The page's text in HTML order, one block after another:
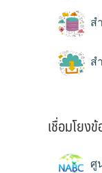
ส
ส
เชื่อมโยง
ศู